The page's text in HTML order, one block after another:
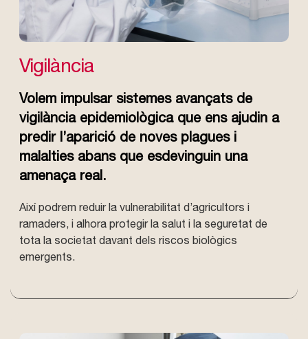
Vigilància
Volem impulsar sistemes avançats de
vigilància epidemiològica que ens ajudin a
predir l’aparició de noves plagues i
malalties abans que esdevinguin una
amenaça real.
Així podrem reduir la vulnerabilitat d’agricultors i
ramaders, i alhora protegir la salut i la seguretat de
tota la societat davant dels riscos biològics
emergents.